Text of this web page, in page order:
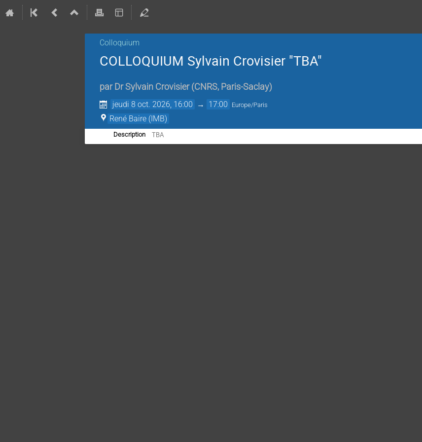
Colloquium
COLLOQUIUM Sylvain Crovisier "TBA"
par Dr Sylvain Crovisier (CNRS, Paris-Saclay)
jeudi 8 oct. 2026, 16:00 → 17:00 Europe/Paris
René Baire (IMB)
Description TBA